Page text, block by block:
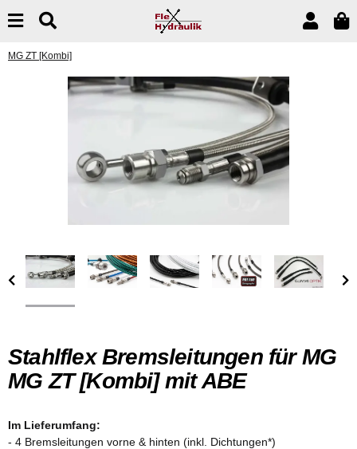
MG ZT [Kombi]
Stahlflex Bremsleitungen für MG
MG ZT [Kombi] mit ABE
Im Lieferumfang:
- 4 Bremsleitungen vorne & hinten (inkl. Dichtungen*)